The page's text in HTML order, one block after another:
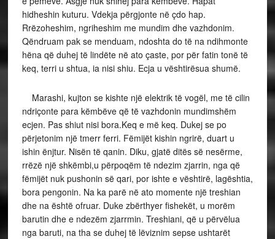
hidheshin kuturu. Vdekja përgjonte në çdo hap.
Rrëzoheshim, ngriheshim me mundim dhe vazhdonim.
Qëndruam pak se menduam, ndoshta do të na ndihmonte
hëna që duhej të lindëte në ato çaste, por për fatin tonë të
keq, terri u shtua, ia nisi shiu. Ecja u vështirësua shumë.
Marashi, kujton se kishte një elektrik të vogël, me të cilin
ndriçonte para këmbëve që të vazhdonin mundimshëm
ecjen. Pas shiut nisi bora.Keq e më keq. Dukej se po
përjetonim një tmerr ferri. Fëmijët kishin ngrirë, duart u
ishin ënjtur. Nisën të qanin. Diku, gjatë ditës së nesërme,
rrëzë një shkëmbi,u përpoqëm të ndezim zjarrin, nga që
fëmijët nuk pushonin së qari, por ishte e vështirë, lagështia,
bora pengonin. Na ka parë në ato momente një treshian
dhe na është ofruar. Duke zbërthyer fishekët, u morëm
barutin dhe e ndezëm zjarrmin. Treshiani, që u përvëlua
nga baruti, na tha se duhej të lëviznim sepse ushtarët